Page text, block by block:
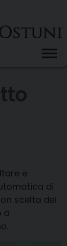
e
di
scelta dei
a